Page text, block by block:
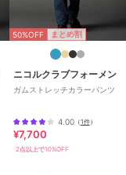
50%OFF まとめ割
ニコルクラブフォーメン
ガムストレッチカラーパンツ
4.00（1件）
¥7,700
2点以上で10%OFF